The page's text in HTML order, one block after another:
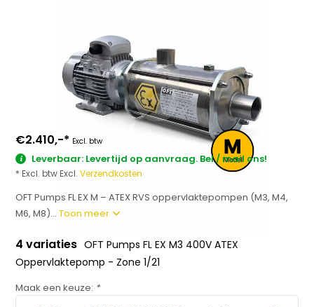
€2.410,-* Excl. btw
Leverbaar: Levertijd op aanvraag. Bel / mail ons!
* Excl. btw Excl.Verzendkosten
OFT Pumps FL EX M – ATEX RVS oppervlaktepompen (M3, M4,
M6, M8)...Toon meer
4 variaties OFT Pumps FL EX M3 400V ATEX
Oppervlaktepomp - Zone 1/21
Maak een keuze: *